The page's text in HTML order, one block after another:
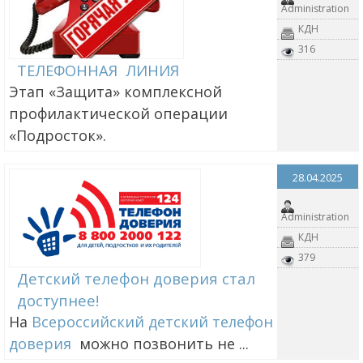
ТЕЛЕФОННАЯ ЛИНИЯ
Этап «Защита» комплексной
профилактической операции
«Подросток».
Administration
КДН
316
Детский телефон доверия стал
доступнее!
На Всероссийский детский телефон
доверия можно позвонить не ...
28.04.2025
Administration
КДН
379